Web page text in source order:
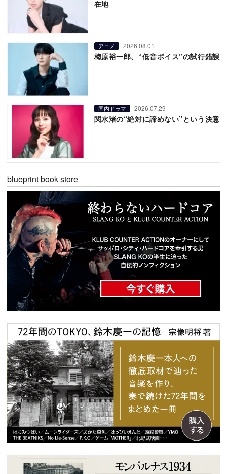
在地
アニメ 2026.08.01
梅原裕一郎、“低音ボイス”の試行錯誤
国内ドラマ 2026.07.29
関水渚の“絶対に諦めない”という決意
blueprint book store